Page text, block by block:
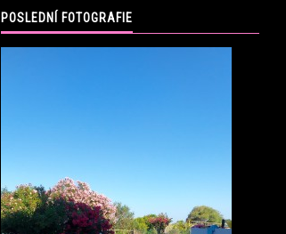
POSLEDNÍ FOTOGRAFIE